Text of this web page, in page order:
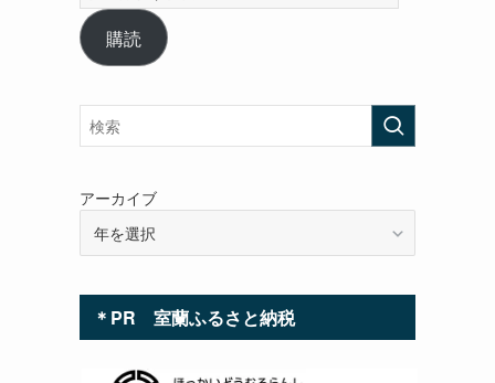
ー
ル
ア
レ
ス
購読
アーカイブ
＊PR 室蘭ふるさと納税